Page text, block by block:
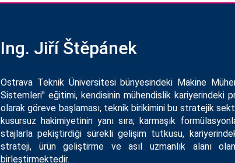
Ing. Jiří Štěpánek
Ostrava Teknik Üniversitesi bünyesindeki Makine
Sistemleri" eğitimi, kendisinin mühendislik kariyerindeki
olarak göreve başlaması, teknik birikimini bu stratejik
kusursuz hakimiyetinin yanı sıra; karmaşık
stajlarla pekiştirdiği sürekli gelişim tutkusu,
strateji, ürün geliştirme ve asıl uzmanlık alanı
birleştirmektedir.